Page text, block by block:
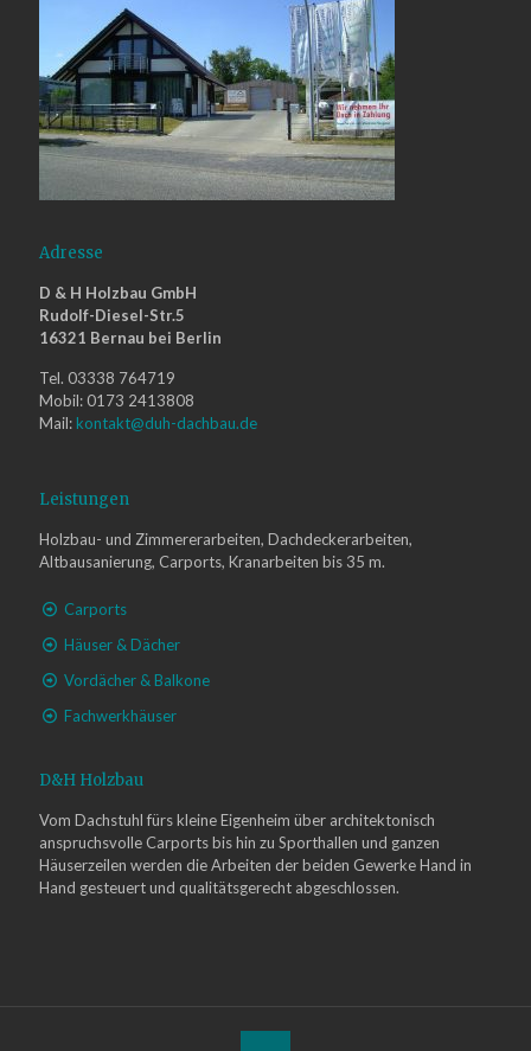
Adresse
D & H Holzbau GmbH
Rudolf-Diesel-Str.5
16321 Bernau bei Berlin
Tel. 03338 764719
Mobil: 0173 2413808
Mail: kontakt@duh-dachbau.de
Leistungen
Holzbau- und Zimmererarbeiten, Dachdeckerarbeiten,
Altbausanierung, Carports, Kranarbeiten bis 35 m.
Carports
Häuser & Dächer
Vordächer & Balkone
Fachwerkhäuser
D&H Holzbau
Vom Dachstuhl fürs kleine Eigenheim über architektonisch
anspruchsvolle Carports bis hin zu Sporthallen und ganzen
Häuserzeilen werden die Arbeiten der beiden Gewerke Hand in
Hand gesteuert und qualitätsgerecht abgeschlossen.